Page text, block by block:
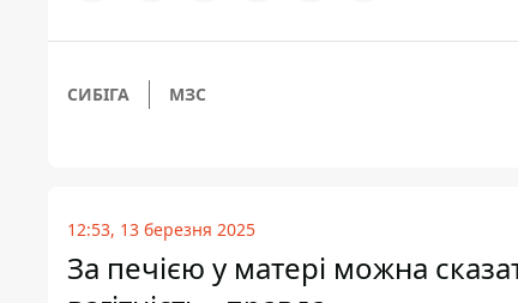
СИБІГА МЗС
12:53, 13 березня 2025
За печією у матері можна